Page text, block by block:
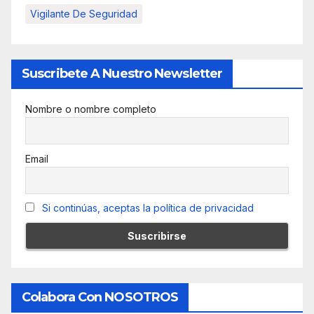
Vigilante De Seguridad
Suscribete A Nuestro Newsletter
Nombre o nombre completo
Email
Si continúas, aceptas la política de privacidad
Colabora Con NOSOTROS